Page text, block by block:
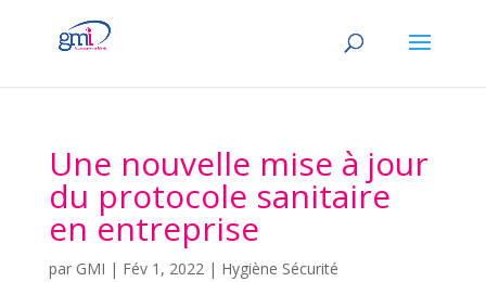
Une nouvelle mise à jour
du protocole sanitaire
en entreprise
par GMI | Fév 1, 2022| Hygiène Sécurité